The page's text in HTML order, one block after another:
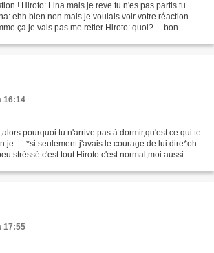
! Hiroto: Lina mais je reve tu n'es pas partis tu
ehh bien non mais je voulais voir votre réaction
ça je vais pas me retier Hiroto: quoi? ... bon
16:14
pourquoi tu n'arrive pas à dormir,qu'est ce qui te
je .....*si seulement j'avais le courage de lui dire*oh
stréssé c'est tout Hiroto:c'est normal,moi aussi
17:55